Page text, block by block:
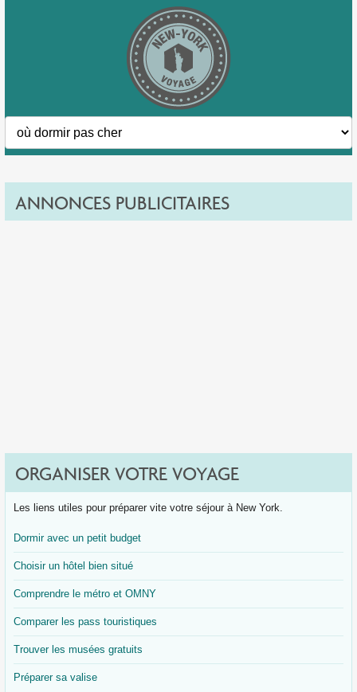
ANNONCES PUBLICITAIRES
ORGANISER VOTRE VOYAGE
Les liens utiles pour préparer vite votre séjour à New York.
Dormir avec un petit budget
Choisir un hôtel bien situé
Comprendre le métro et OMNY
Comparer les pass touristiques
Trouver les musées gratuits
Préparer sa valise